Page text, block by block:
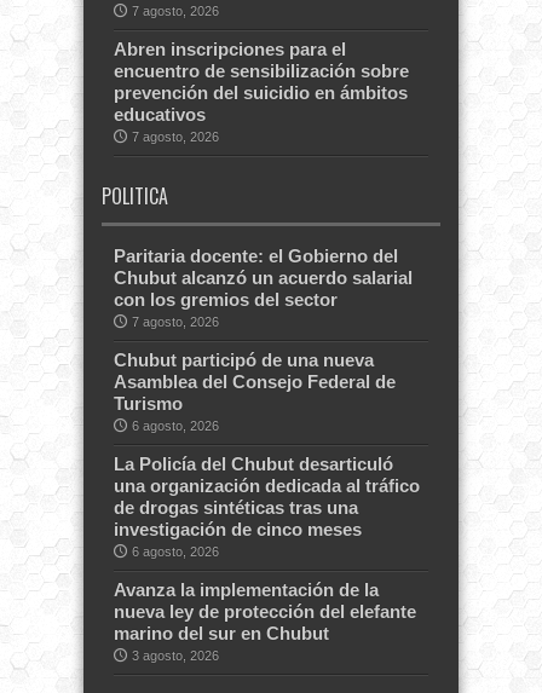
7 agosto, 2026
Abren inscripciones para el
encuentro de sensibilización sobre
prevención del suicidio en ámbitos
educativos
7 agosto, 2026
POLITICA
Paritaria docente: el Gobierno del
Chubut alcanzó un acuerdo salarial
con los gremios del sector
7 agosto, 2026
Chubut participó de una nueva
Asamblea del Consejo Federal de
Turismo
6 agosto, 2026
La Policía del Chubut desarticuló
una organización dedicada al tráfico
de drogas sintéticas tras una
investigación de cinco meses
6 agosto, 2026
Avanza la implementación de la
nueva ley de protección del elefante
marino del sur en Chubut
3 agosto, 2026